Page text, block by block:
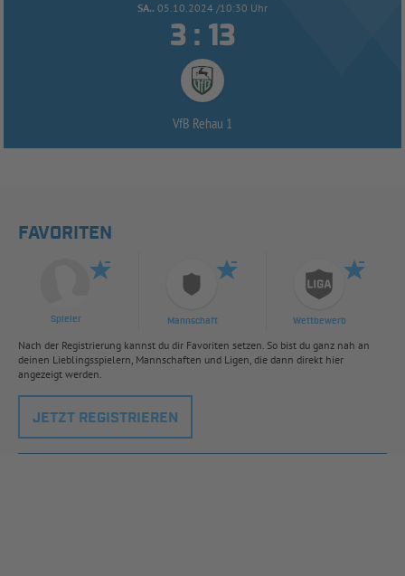
SA.. 05.10.2024 /10:30 Uhr
 : 
VfB Rehau 1
FAVORITEN
Spieler Mannschaft Wettbewerb
Nach der Registrierung kannst du dir Favoriten setzen. So bist du ganz nah an
deinen Lieblingsspielern, Mannschaften und Ligen, die dann direkt hier
angezeigt werden.
JETZT REGISTRIEREN